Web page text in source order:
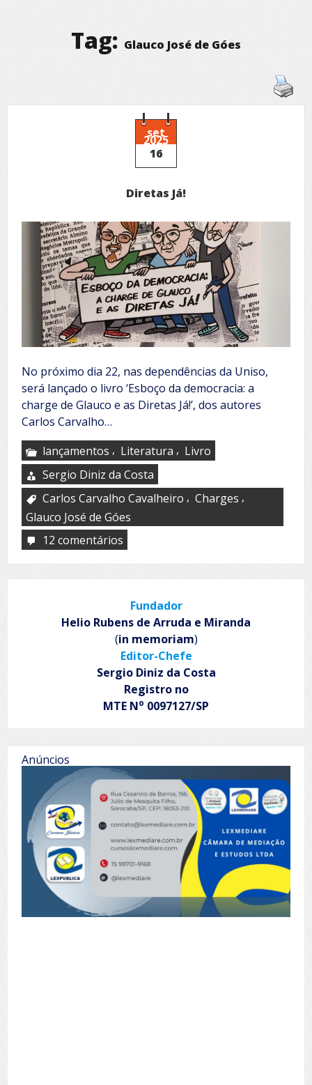
Tag: Glauco José de Góes
set
2025
16
Diretas Já!
No próximo dia 22, nas dependências da Uniso,
será lançado o livro ‘Esboço da democracia: a
charge de Glauco e as Diretas Já!’, dos autores
Carlos Carvalho…
lançamentos , Literatura , Livro
Sergio Diniz da Costa
Carlos Carvalho Cavalheiro , Charges ,
Glauco José de Góes
12 comentários
Já!
Fundador
Helio Rubens de Arruda e Miranda
(in memoriam)
Editor-Chefe
Sergio Diniz da Costa
Registro no
MTE No 0097127/SP
Anúncios